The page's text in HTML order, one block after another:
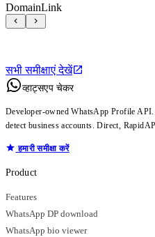
DomainLink
सभी समीक्षाएं देखें
व्हाट्सएप चेकर
Developer-owned WhatsApp Profile
detect business accounts. Direct,
हमारी समीक्षा करें
Product
Features
WhatsApp DP download
WhatsApp bio viewer